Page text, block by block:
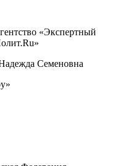
«Экспертный
Семеновна